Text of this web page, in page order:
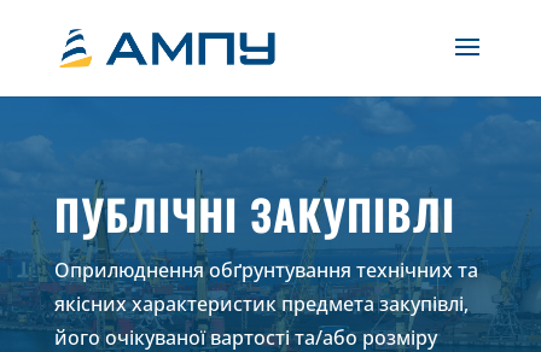
ПУБЛІЧНІ ЗАКУПІВЛІ
Оприлюднення обґрунтування технічних та
якісних характеристик предмета закупівлі,
його очікуваної вартості та/або розміру